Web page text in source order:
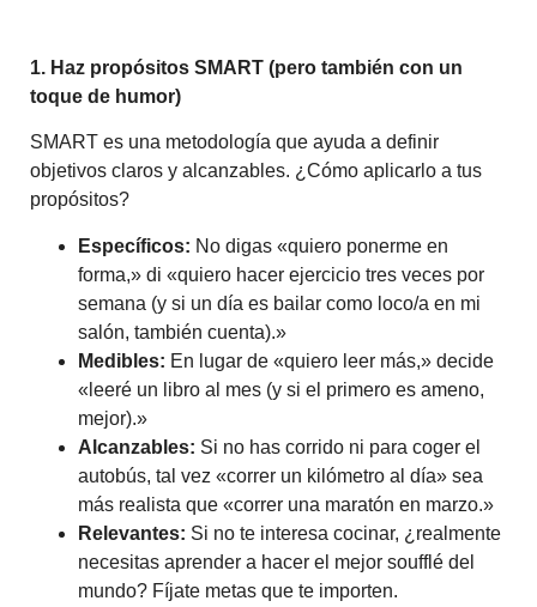
1. Haz propósitos SMART (pero también con un
toque de humor)
SMART es una metodología que ayuda a definir
objetivos claros y alcanzables. ¿Cómo aplicarlo a tus
propósitos?
Específicos: No digas «quiero ponerme en
forma,» di «quiero hacer ejercicio tres veces por
semana (y si un día es bailar como loco/a en mi
salón, también cuenta).»
Medibles: En lugar de «quiero leer más,» decide
«leeré un libro al mes (y si el primero es ameno,
mejor).»
Alcanzables: Si no has corrido ni para coger el
autobús, tal vez «correr un kilómetro al día» sea
más realista que «correr una maratón en marzo.»
Relevantes: Si no te interesa cocinar, ¿realmente
necesitas aprender a hacer el mejor soufflé del
mundo? Fíjate metas que te importen.